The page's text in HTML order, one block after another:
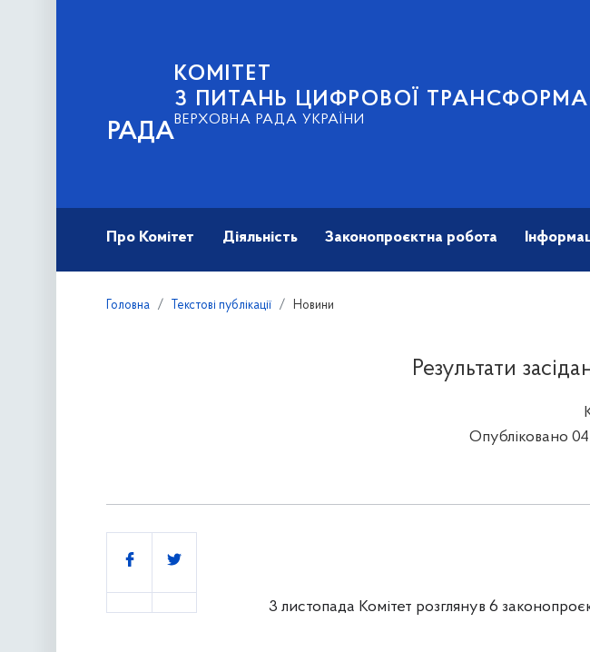
РАДА
КОМІТЕТ
З ПИТАНЬ ЦИФРОВОЇ
ВЕРХОВНА РАДА УКРАЇНИ
Про Комітет Діяльність Законопроєктна робота
Головна Текстові публікації Новини
Результати
Опубліковано 04
3 листопада Комітет розглянув 6
Поділитись